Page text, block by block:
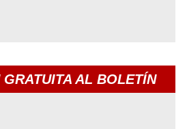
GRATUITA AL BOLETÍN